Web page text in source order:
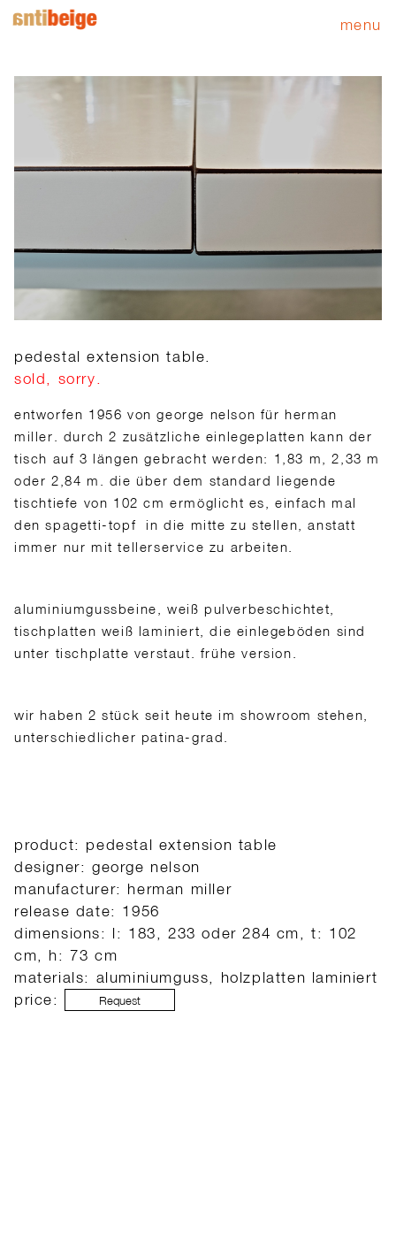
menu
pedestal extension table.
sold, sorry.
entworfen 1956 von george nelson für herman
miller. durch 2 zusätzliche einlegeplatten kann der
tisch auf 3 längen gebracht werden: 1,83 m, 2,33 m
oder 2,84 m. die über dem standard liegende
tischtiefe von 102 cm ermöglicht es, einfach mal
den spagetti-topf in die mitte zu stellen, anstatt
immer nur mit tellerservice zu arbeiten.
aluminiumgussbeine, weiß pulverbeschichtet,
tischplatten weiß laminiert, die einlegeböden sind
unter tischplatte verstaut. frühe version.
wir haben 2 stück seit heute im showroom stehen,
unterschiedlicher patina-grad.
product: pedestal extension table
designer: george nelson
manufacturer: herman miller
release date: 1956
dimensions: l: 183, 233 oder 284 cm, t: 102
cm, h: 73 cm
materials: aluminiumguss, holzplatten laminiert
price:
Request